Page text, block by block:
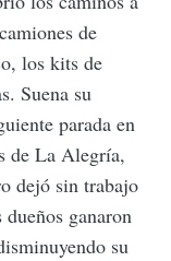
de
los kits de
Suena su
parada en
de La Alegría,
dejó sin trabajo
ganaron
su